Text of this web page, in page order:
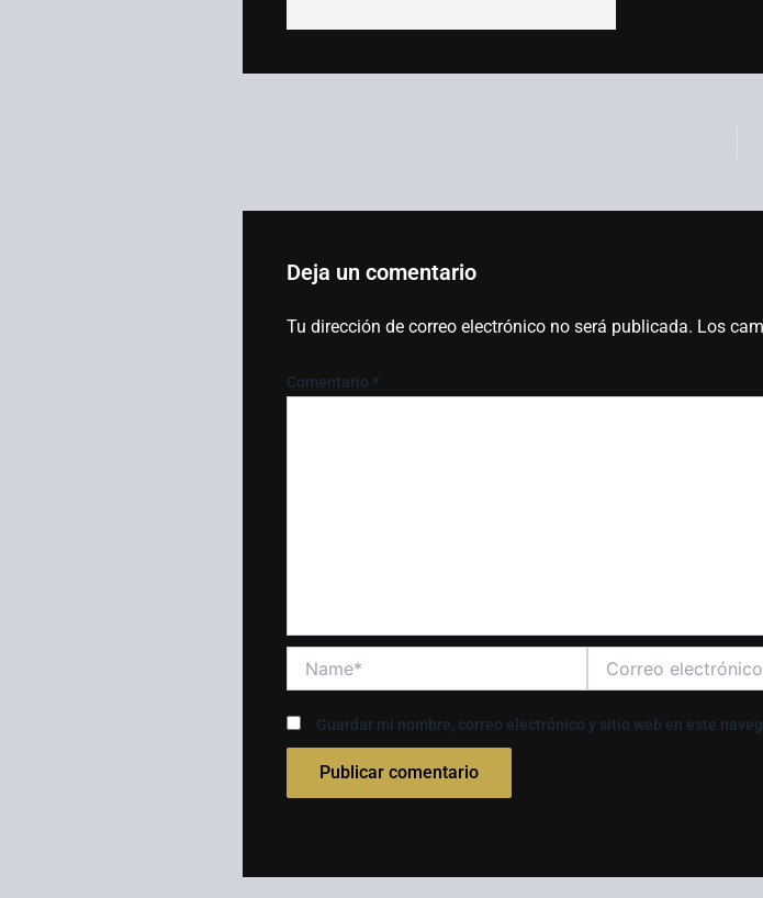
Deja un comentario
Tu dirección de correo electrónico no será publicada. Los
Comentario *
electrónico*
Guardar mi nombre, correo electrónico y sitio web en este